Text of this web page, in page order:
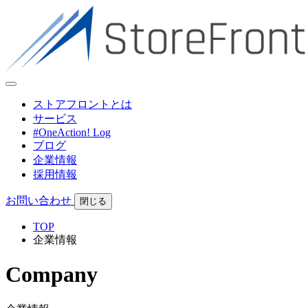
ストアフロントとは
サービス
#OneAction! Log
ブログ
企業情報
採用情報
お問い合わせ 閉じる
TOP
企業情報
Company